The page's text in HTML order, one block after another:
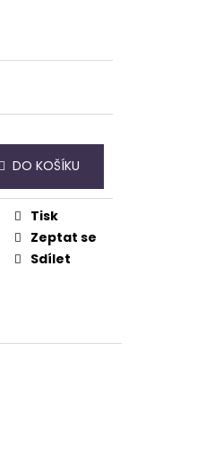
DO KOŠÍKU
Tisk
Zeptat se
Sdílet